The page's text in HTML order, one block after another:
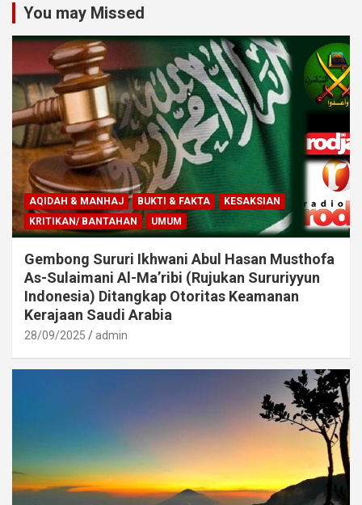
You may Missed
AQIDAH & MANHAJ BUKTI & FAKTA
KESAKSIAN
KRITIKAN/ BANTAHAN
UMUM
Gembong Sururi Ikhwani Abul Hasan Musthofa
As-Sulaimani Al-Ma’ribi (Rujukan Sururiyyun
Indonesia) Ditangkap Otoritas Keamanan
Kerajaan Saudi Arabia
28/09/2025 admin